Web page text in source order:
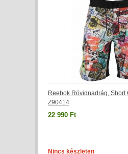
Reebok Rövidnadrág, Short
Z90414
22 990 Ft
Nincs készleten